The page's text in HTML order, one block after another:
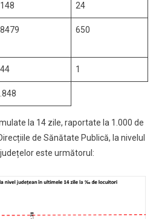
24
650
1
la 14 zile, raportate la 1.000 de
de Sănătate Publică, la nivelul
este următorul: